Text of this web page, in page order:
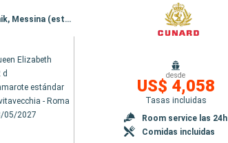
Itinerario : Civitavecchia - Roma, La Valetta, Kotor, Split, Zadar, Trieste, Dubrovnik, Messina (estrecho), Palermo, Menorca, Barcelona, Valencia, Palma de Mallorca, Ajaccio, La Spezia, Civitavecchia - Roma
Elizabeth
d
estándar
- Roma
05/2027
desde
US$ 4,058
Tasas incluidas
Room service las 24h
Comidas incluidas